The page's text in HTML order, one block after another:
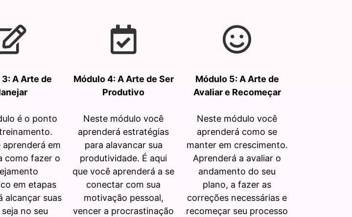
A Arte de
é o ponto
aprenderá em
como fazer o
em etapas
alcançar suas
no seu
Módulo 4: A Arte de Ser
Produtivo
Neste módulo você
aprenderá estratégias
para alavancar sua
produtividade. É aqui
que você aprenderá a se
conectar com sua
motivação pessoal,
vencer a procrastinação
Módulo 5: A Arte de
Avaliar e Recomeçar
Neste módulo você
aprenderá como se
manter em crescimento.
Aprenderá a avaliar o
andamento do seu
plano, a fazer as
correções necessárias e
recomeçar seu processo